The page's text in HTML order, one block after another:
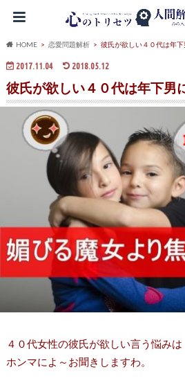
HOME 恋愛問題解析 彼氏が欲しい４０代は年下
2017.11.04 2018.05.12
彼氏が欲しい４０代は年下男
４０代女性の彼氏が欲しい言う悩みは
ホンマによ～お聞きしますわ。